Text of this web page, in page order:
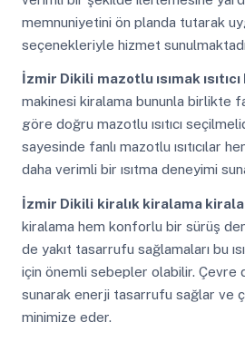
memnuniyetini ön planda tutarak
seçenekleriyle hizmet
İzmir Dikili mazotlu ısımak
makinesi kiralama bununla birlikte
göre doğru mazotlu ısıtıcı
sayesinde fanlı mazotlu ısıtıcılar
daha verimli bir ısıtma deneyimi
İzmir Dikili kiralık kiralama
kiralama hem konforlu bir sürüş
de yakıt tasarrufu sağlamaları bu
için önemli sebepler olabilir. Çevre
sunarak enerji tasarrufu sağlar ve
minimize eder.